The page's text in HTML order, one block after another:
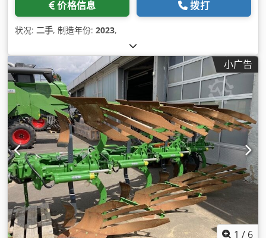
价格信息 拨打
状况: 二手, 制造年份: 2023,
小广告
1 / 6